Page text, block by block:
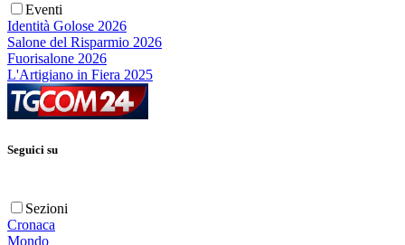
Eventi
Identità Golose 2026
Salone del Risparmio 2026
Fuorisalone 2026
L'Artigiano in Fiera 2025
Seguici su
Sezioni
Cronaca
Mondo